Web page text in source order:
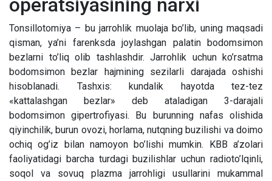
operatsiyasining narxi
Tonsillotomiya – bu jarrohlik muolaja bo’lib, uning maqsadi
qisman, ya’ni farenksda joylashgan palatin bodomsimon
bezlarni to’liq olib tashlashdir. Jarrohlik uchun ko’rsatma
bodomsimon bezlar hajmining sezilarli darajada oshishi
hisoblanadi. Tashxis: kundalik hayotda tez-tez
«kattalashgan bezlar» deb ataladigan 3-darajali
bodomsimon gipertrofiyasi. Bu burunning nafas olishida
qiyinchilik, burun ovozi, horlama, nutqning buzilishi va doimo
ochiq og’iz bilan namoyon bo’lishi mumkin. KBB a’zolari
faoliyatidagi barcha turdagi buzilishlar uchun radioto’lqinli,
soqol va sovuq plazma jarrohligi usullarini mukammal